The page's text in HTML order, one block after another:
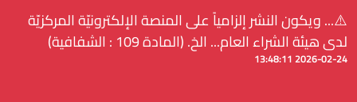
⚠️... ويكون النشر إلزامياً على المنصة الإلكترونيّة المركزيّة
لدى هيئة الشراء العام... الخ. (المادة 109 : الشفافية)
2026-02-24 13:48:11